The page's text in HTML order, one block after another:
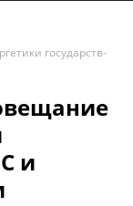
государств-
и